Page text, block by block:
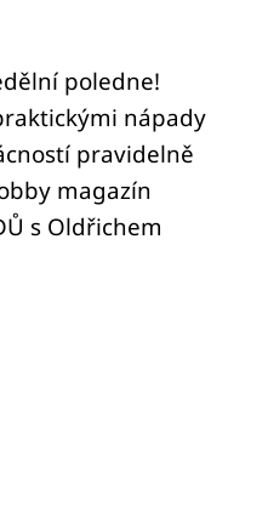
poledne!
nápady
pravidelně
magazín
s Oldřichem